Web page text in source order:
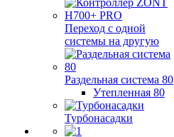
Переход с одной
системы на другую
Раздельная система 80
Утепленная 80
Турбонасадки